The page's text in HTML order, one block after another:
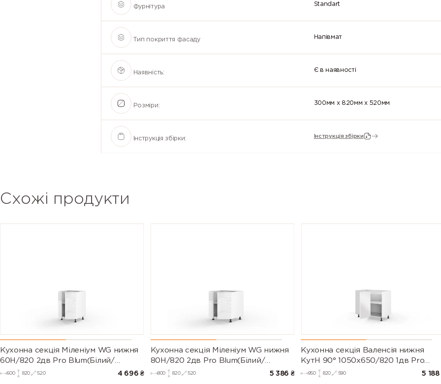
Фурнітура Standart
Тип покриття фасаду Напівмат
Наявність: Є в наявності
Розміри: 300мм x 820мм x 520мм
Інструкція збірки: Інструкція збірки
Схожі продукти
Кухонна секція Міленіум WG нижня
60Н/820 2дв Pro Blum(Білий/
Глянець Білий)
600 820 520 4 696 ₴
Кухонна секція Міленіум WG нижня
80Н/820 2дв Pro Blum(Білий/
Глянець Білий (Серія М))
800 820 520 5 386 ₴
Кухонна секція Валенсія нижня
КутН 90° 1050х650/820 1дв Pro
Blum (Білий/Напівмат Білий 9003)
950 820 590 5 188